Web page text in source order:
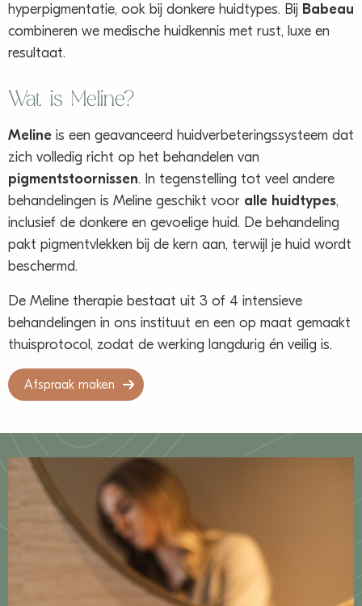
hyperpigmentatie, ook bij donkere huidtypes. Bij Babeau
combineren we medische huidkennis met rust, luxe en
resultaat.
Wat is Meline?
Meline is een geavanceerd huidverbeteringssysteem dat
zich volledig richt op het behandelen van
pigmentstoornissen. In tegenstelling tot veel andere
behandelingen is Meline geschikt voor alle huidtypes,
inclusief de donkere en gevoelige huid. De behandeling
pakt pigmentvlekken bij de kern aan, terwijl je huid wordt
beschermd.
De Meline therapie bestaat uit 3 of 4 intensieve
behandelingen in ons instituut en een op maat gemaakt
thuisprotocol, zodat de werking langdurig én veilig is.
Afspraak maken